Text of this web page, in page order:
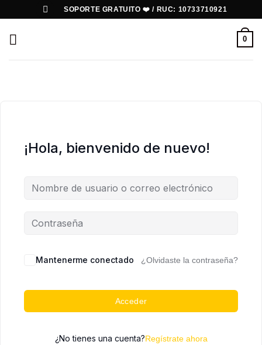
al
contenido
SOPORTE GRATUITO ❤️ / RUC: 10733710921
0
¡Hola, bienvenido de nuevo!
Mantenerme conectado ¿Olvidaste la contraseña?
Acceder
¿No tienes una cuenta?Regístrate ahora